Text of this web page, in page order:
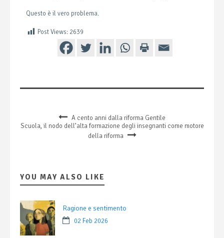
Questo è il vero problema.
Post Views: 2639
A cento anni dalla riforma Gentile
Scuola, il nodo dell’alta formazione degli insegnanti come motore
della riforma
YOU MAY ALSO LIKE
Ragione e sentimento
02 Feb 2026